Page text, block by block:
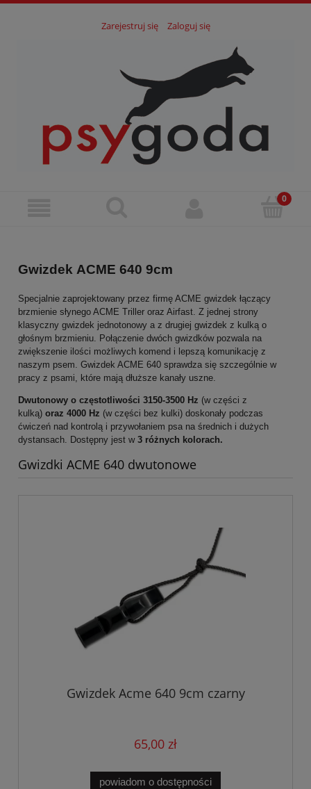
Zarejestruj się Zaloguj się
Gwizdek ACME 640 9cm
Specjalnie zaprojektowany przez firmę ACME gwizdek łączący
brzmienie słynego ACME Triller oraz Airfast. Z jednej strony
klasyczny gwizdek jednotonowy a z drugiej gwizdek z kulką o
głośnym brzmieniu. Połączenie dwóch gwizdków pozwala na
zwiększenie ilości możliwych komend i lepszą komunikację z
naszym psem. Gwizdek ACME 640 sprawdza się szczególnie w
pracy z psami, które mają dłuższe kanały uszne.
Dwutonowy o częstotliwości 3150-3500 Hz (w części z
kulką) oraz 4000 Hz (w części bez kulki) doskonały podczas
ćwiczeń nad kontrolą i przywołaniem psa na średnich i dużych
dystansach. Dostępny jest w 3 różnych kolorach.
Gwizdki ACME 640 dwutonowe
Gwizdek Acme 640 9cm czarny
65,00 zł
powiadom o dostępności